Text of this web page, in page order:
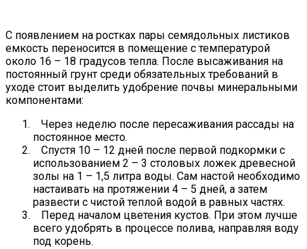
С появлением на ростках пары семядольных листиков
емкость переносится в помещение с температурой
около 16 – 18 градусов тепла. После высаживания на
постоянный грунт среди обязательных требований в
уходе стоит выделить удобрение почвы минеральными
компонентами:
Через неделю после пересаживания рассады на
постоянное место.
Спустя 10 – 12 дней после первой подкормки с
использованием 2 – 3 столовых ложек древесной
золы на 1 – 1,5 литра воды. Сам настой необходимо
настаивать на протяжении 4 – 5 дней, а затем
развести с чистой теплой водой в равных частях.
Перед началом цветения кустов. При этом лучше
всего удобрять в процессе полива, направляя воду
под корень.